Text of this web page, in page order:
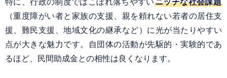
（重度障がい者と家族の支援、親を頼れない若者の居住支
援、難民支援、地域文化の継承など）に光が当たりやすい
点が大きな魅力です。自団体の活動が先駆的・実験的であ
るほど、民間助成金との相性は良くなります。